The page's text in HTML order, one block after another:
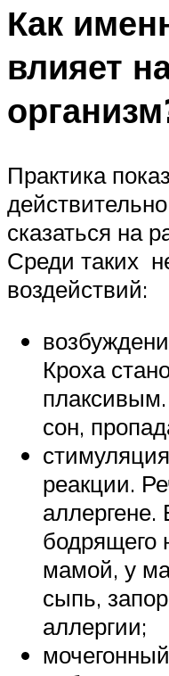
Как
влияет
Практика
сказаться на
Среди таких
воздействий:
Кроха
сон,
реакции.
бодрящего
мамой, у
сыпь,
аллергии;